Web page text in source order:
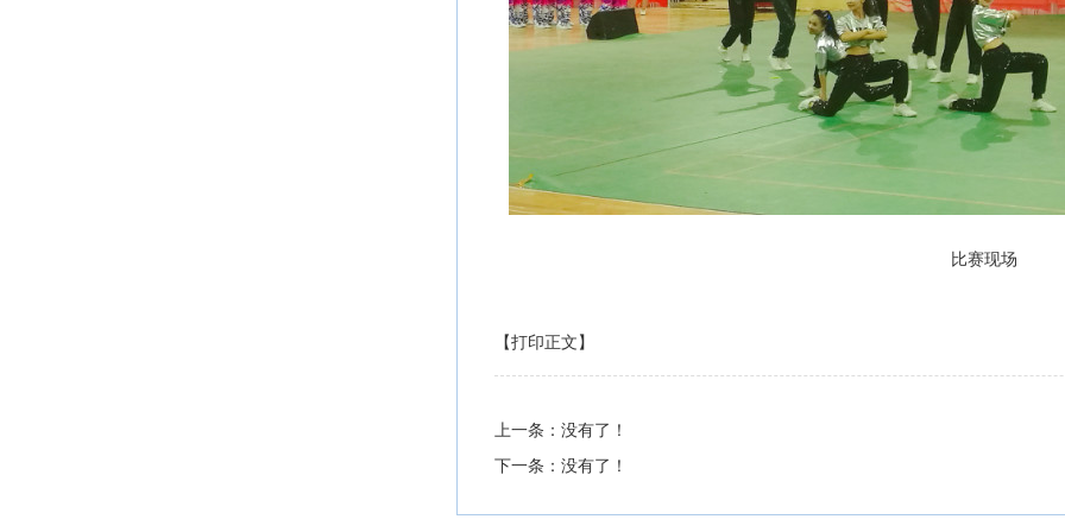
比赛现场
【打印正文】
上一条：没有了！
下一条：没有了！